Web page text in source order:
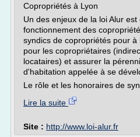
Copropriétés à Lyon
Un des enjeux de la loi Alur
fonctionnement des
syndics de copropriétés pour
pour les copropriétaires
locataires) et assurer la
d'habitation appelée à se
Le rôle et les honoraires de
Lire la suite
Site : http://www.loi-alur.fr